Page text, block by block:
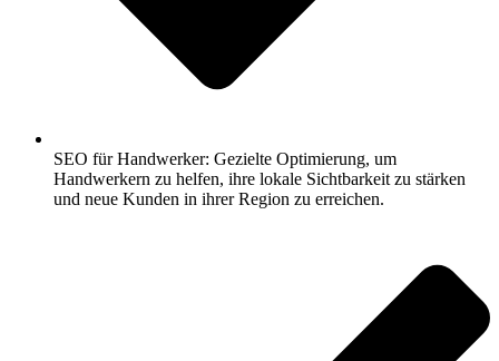
SEO für Handwerker: Gezielte Optimierung, um
Handwerkern zu helfen, ihre lokale Sichtbarkeit zu stärken
und neue Kunden in ihrer Region zu erreichen.